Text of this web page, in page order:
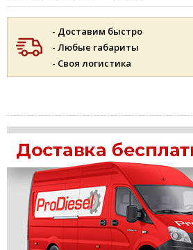
- Доставим быстро
- Любые габариты
- Своя логистика